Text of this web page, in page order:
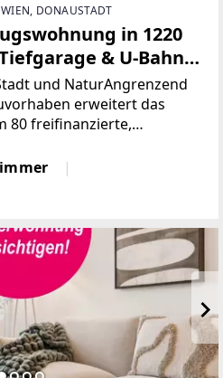
DONAUSTADT
in 1220
& U-Bahn-
und NaturAngrenzend
erweitert das
80 freifinanzierte,
sowie 37
Die gut